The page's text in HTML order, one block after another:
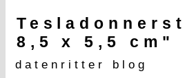
8,5 x 5,5 cm"
datenritter blog